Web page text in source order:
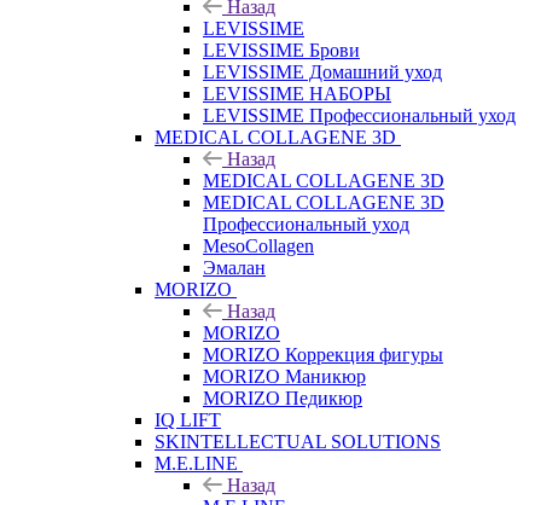
Назад
LEVISSIME
LEVISSIME Брови
LEVISSIME Домашний уход
LEVISSIME НАБОРЫ
LEVISSIME Профессиональный уход
MEDICAL COLLAGENE 3D
Назад
MEDICAL COLLAGENE 3D
MEDICAL COLLAGENE 3D
Профессиональный уход
MesoCollagen
Эмалан
MORIZO
Назад
MORIZO
MORIZO Коррекция фигуры
MORIZO Маникюр
MORIZO Педикюр
IQ LIFT
SKINTELLECTUAL SOLUTIONS
M.E.LINE
Назад